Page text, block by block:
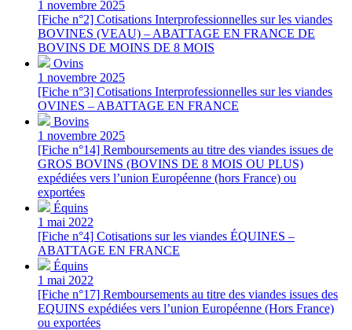
1 novembre 2025
[Fiche n°2] Cotisations Interprofessionnelles sur les viandes
BOVINES (VEAU) – ABATTAGE EN FRANCE DE
BOVINS DE MOINS DE 8 MOIS
Ovins
1 novembre 2025
[Fiche n°3] Cotisations Interprofessionnelles sur les viandes
OVINES – ABATTAGE EN FRANCE
Bovins
1 novembre 2025
[Fiche n°14] Remboursements au titre des viandes issues de
GROS BOVINS (BOVINS DE 8 MOIS OU PLUS)
expédiées vers l’union Européenne (hors France) ou
exportées
Équins
1 mai 2022
[Fiche n°4] Cotisations sur les viandes ÉQUINES –
ABATTAGE EN FRANCE
Équins
1 mai 2022
[Fiche n°17] Remboursements au titre des viandes issues des
EQUINS expédiées vers l’union Européenne (Hors France)
ou exportées